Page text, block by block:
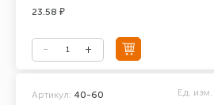
23.58 ₽
Артикул: 40-60 Ед. изм.